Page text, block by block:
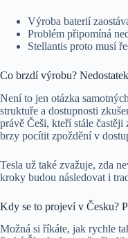
Výroba baterií
Problém připomíná
Stellantis proto musí
Co brzdí výrobu?
Není to jen otázka
struktuře a dostupnosti
právě Češi, kteří stále
brzy pocítit zpoždění v
Tesla už také zvažuje, zda
kroky budou následovat i
Kdy se to projeví v Česku?
Možná si říkáte, jak rychle